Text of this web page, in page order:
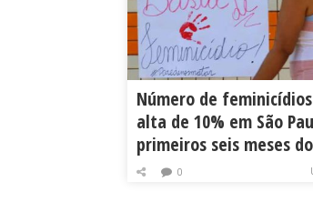
Número de
alta de 10% em São
primeiros seis meses
0